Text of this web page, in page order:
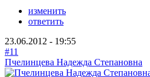
изменить
ответить
23.06.2012 - 19:55
#11
Пчелинцева Надежда Степановна